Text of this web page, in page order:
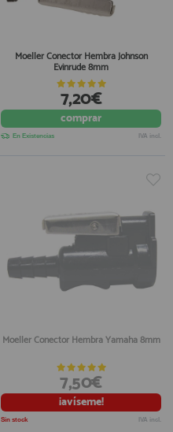
Moeller Conector Hembra Johnson
Evinrude 8mm
7,20€
comprar
En Existencias IVA incl.
Moeller Conector Hembra Yamaha 8mm
7,50€
¡avíseme!
Sin stock IVA incl.